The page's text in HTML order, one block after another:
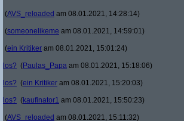
(AVS_reloaded am 08.01.2021, 14:28:14)
(someonelikeme am 08.01.2021, 14:59:01)
(ein Kritiker am 08.01.2021, 15:01:24)
los? (Paulas_Papa am 08.01.2021, 15:18:06)
los? (ein Kritiker am 08.01.2021, 15:20:03)
los? (kaufinator1 am 08.01.2021, 15:50:23)
(AVS_reloaded am 08.01.2021, 15:11:32)